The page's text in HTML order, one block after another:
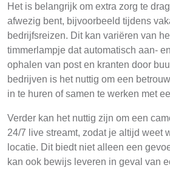
Het is belangrijk om extra zorg te
afwezig bent, bijvoorbeeld tijdens
bedrijfsreizen. Dit kan variëren van
timmerlampje dat automatisch aan-
ophalen van post en kranten door
bedrijven is het nuttig om een
in te huren of samen te werken met
Verder kan het nuttig zijn om een
24/7 live streamt, zodat je altijd weet
locatie. Dit biedt niet alleen een
kan ook bewijs leveren in geval van